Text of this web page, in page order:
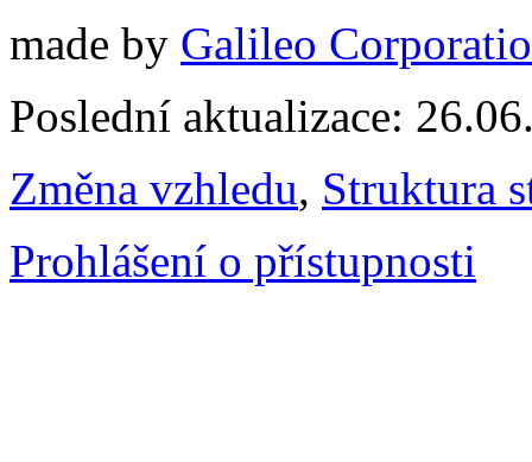
made by Galileo
Poslední aktualizace:
Změna vzhledu, Struktura
Prohlášení o přístupnosti